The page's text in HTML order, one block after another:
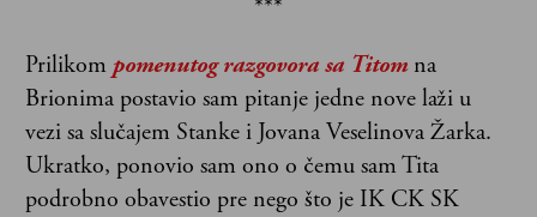
***
Prilikom pomenutog razgovora sa Titom na
Brionima postavio sam pitanje jedne nove laži u
vezi sa slučajem Stanke i Jovana Veselinova Žarka.
Ukratko, ponovio sam ono o čemu sam Tita
podrobno obavestio pre nego što je IK CK SK